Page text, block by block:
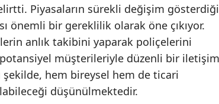
Kırıkkale
Şırnak
Bartın
Piyasaların sürekli değişim gösterdiği
önemli bir gereklilik olarak öne çıkıyor.
anlık takibini yaparak poliçelerini
müşterileriyle düzenli bir iletişim
hem bireysel hem de ticari
düşünülmektedir.